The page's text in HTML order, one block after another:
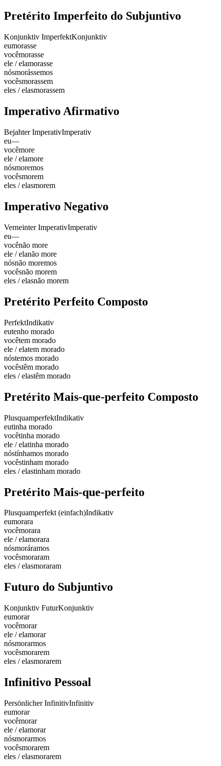
Pretérito Imperfeito do Subjuntivo
Konjunktiv ImperfektKonjunktiv
eumorasse
vocêmorasse
ele / elamorasse
nósmorássemos
vocêsmorassem
eles / elasmorassem
Imperativo Afirmativo
Bejahter ImperativImperativ
eu—
vocêmore
ele / elamore
nósmoremos
vocêsmorem
eles / elasmorem
Imperativo Negativo
Verneinter ImperativImperativ
eu—
vocênão more
ele / elanão more
nósnão moremos
vocêsnão morem
eles / elasnão morem
Pretérito Perfeito Composto
PerfektIndikativ
eutenho morado
vocêtem morado
ele / elatem morado
nóstemos morado
vocêstêm morado
eles / elastêm morado
Pretérito Mais-que-perfeito Composto
PlusquamperfektIndikativ
eutinha morado
vocêtinha morado
ele / elatinha morado
nóstínhamos morado
vocêstinham morado
eles / elastinham morado
Pretérito Mais-que-perfeito
Plusquamperfekt (einfach)Indikativ
eumorara
vocêmorara
ele / elamorara
nósmoráramos
vocêsmoraram
eles / elasmoraram
Futuro do Subjuntivo
Konjunktiv FuturKonjunktiv
eumorar
vocêmorar
ele / elamorar
nósmorarmos
vocêsmorarem
eles / elasmorarem
Infinitivo Pessoal
Persönlicher InfinitivInfinitiv
eumorar
vocêmorar
ele / elamorar
nósmorarmos
vocêsmorarem
eles / elasmorarem